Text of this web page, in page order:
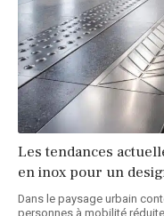
Les tendances
en inox pour un
Dans le paysage urbain
personnes à mobilité